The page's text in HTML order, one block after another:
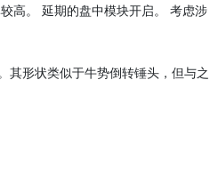
高。 延期的盘中模块开启。 考虑涉
其形状类似于牛势倒转锤头，但与之